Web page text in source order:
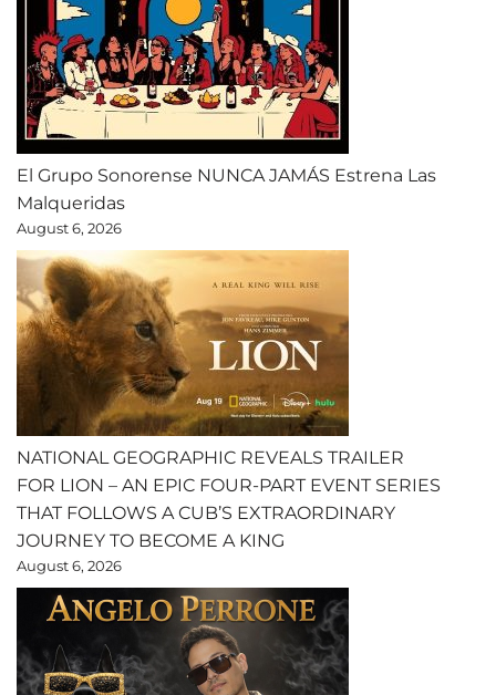
El Grupo Sonorense NUNCA JAMÁS Estrena Las
Malqueridas
August 6, 2026
NATIONAL GEOGRAPHIC REVEALS TRAILER
FOR LION – AN EPIC FOUR-PART EVENT SERIES
THAT FOLLOWS A CUB’S EXTRAORDINARY
JOURNEY TO BECOME A KING
August 6, 2026